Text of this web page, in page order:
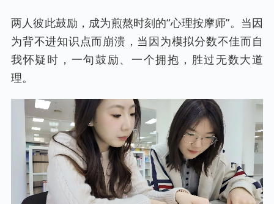
两人彼此鼓励，成为煎熬时刻的“心理按摩师”。当因
为背不进知识点而崩溃，当因为模拟分数不佳而自
我怀疑时，一句鼓励、一个拥抱，胜过无数大道
理。